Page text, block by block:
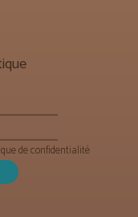
de confidentialité